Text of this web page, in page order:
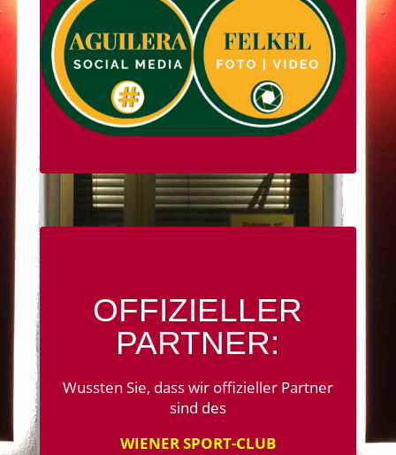
OFFIZIELLER
PARTNER:
Wussten Sie, dass wir offizieller Partner
sind des
WIENER SPORT-CLUB